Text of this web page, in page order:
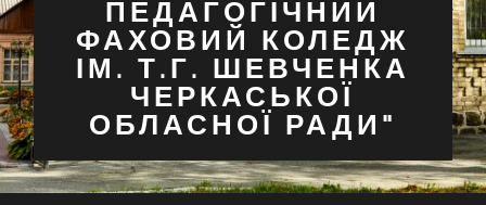
ПЕДАГОГІЧНИЙ
ФАХОВИЙ КОЛЕДЖ
ІМ. Т.Г. ШЕВЧЕНКА
ЧЕРКАСЬКОЇ
ОБЛАСНОЇ РАДИ"